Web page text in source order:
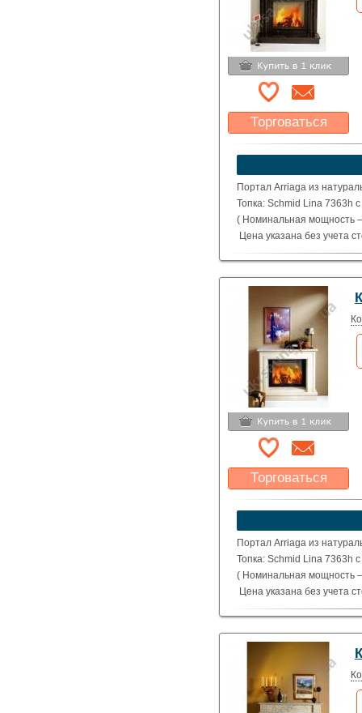
Торговаться
Какая цена Вас
устроит?
Указать цену
Портал Arriaga из
Топка: Schmid Lina 7363h
( Номинальная мощность
Цена указана без учета
Торговаться
Какая цена Вас
устроит?
Указать цену
Портал Arriaga из
Топка: Schmid Lina 7363h
( Номинальная мощность
Цена указана без учета